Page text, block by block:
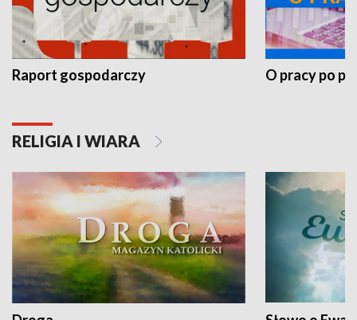
Raport gospodarczy O pracy po
RELIGIA I WIARA